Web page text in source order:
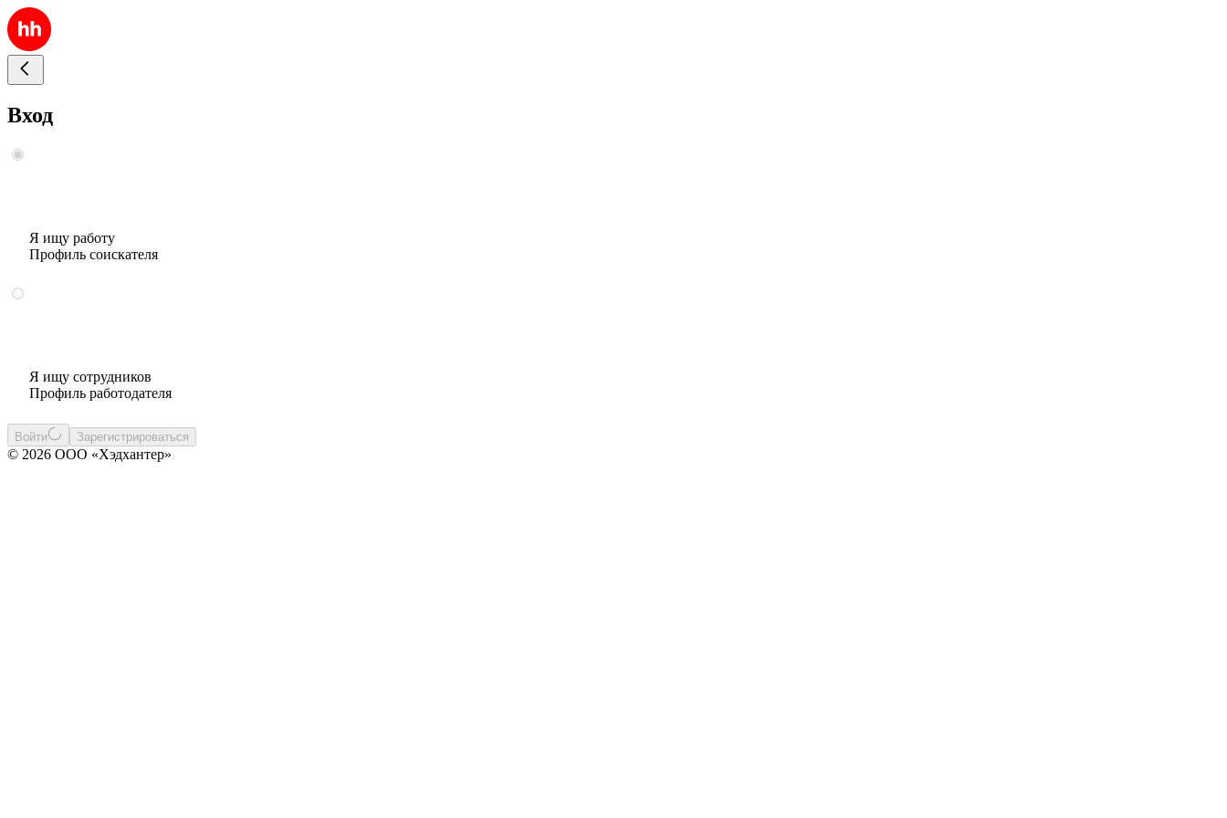
Вход
Я ищу работу
Профиль соискателя
Я ищу сотрудников
Профиль работодателя
Войти Зарегистрироваться
© 2026 ООО «Хэдхантер»